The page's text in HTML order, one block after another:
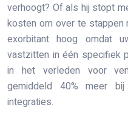
verhoogt? Of als hij stopt
kosten om over te stappen
exorbitant hoog omdat
vastzitten in één specifiek
in het verleden voor
gemiddeld 40% meer
integraties.